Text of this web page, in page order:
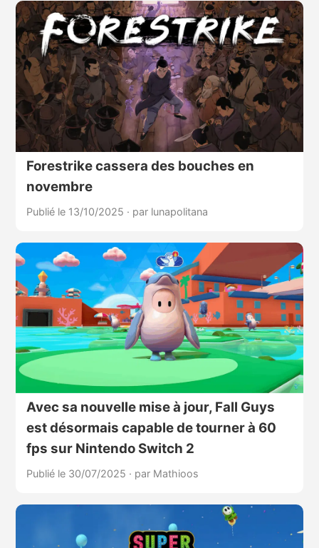
Forestrike cassera des bouches en
novembre
Publié le 13/10/2025 · par lunapolitana
Avec sa nouvelle mise à jour, Fall Guys
est désormais capable de tourner à 60
fps sur Nintendo Switch 2
Publié le 30/07/2025 · par Mathioos